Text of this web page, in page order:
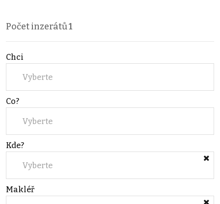
Počet inzerátů1
Chci
Vyberte
Co?
Vyberte
Kde?
Vyberte
Makléř